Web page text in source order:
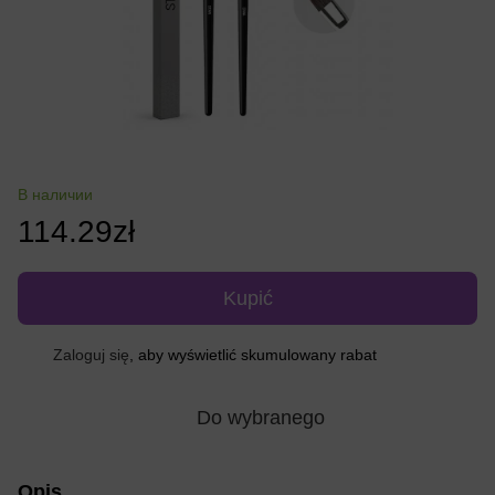
В наличии
114.29zł
Kupić
Zaloguj się , aby wyświetlić skumulowany rabat
Do wybranego